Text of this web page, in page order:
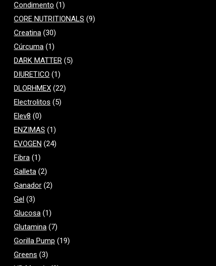
Condimento (1)
CORE NUTRITIONALS (9)
Creatina (30)
Cúrcuma (1)
DARK MATTER (5)
DIURETICO (1)
DLORHMEX (22)
Electrolitos (5)
Elev8 (0)
ENZIMAS (1)
EVOGEN (24)
Fibra (1)
Galleta (2)
Ganador (2)
Gel (3)
Glucosa (1)
Glutamina (7)
Gorilla Pump (19)
Greens (3)